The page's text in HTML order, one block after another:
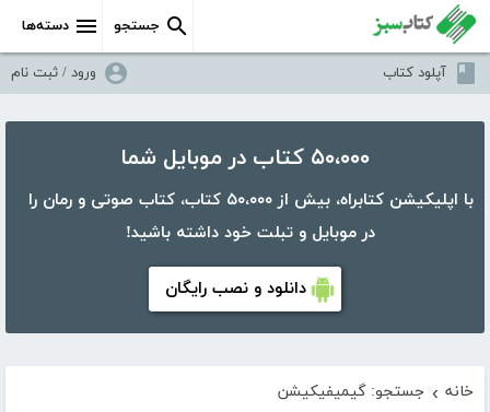
دسته‌ها جستجو
آپلود کتاب ورود / ثبت نام
۵۰،۰۰۰ کتاب در موبایل شما
با اپلیکیشن کتابراه، بیش از ۵۰،۰۰۰ کتاب، کتاب صوتی و رمان را
در موبایل و تبلت خود داشته باشید!
دانلود و نصب رایگان
خانه › جستجو: گیمیفیکیشن